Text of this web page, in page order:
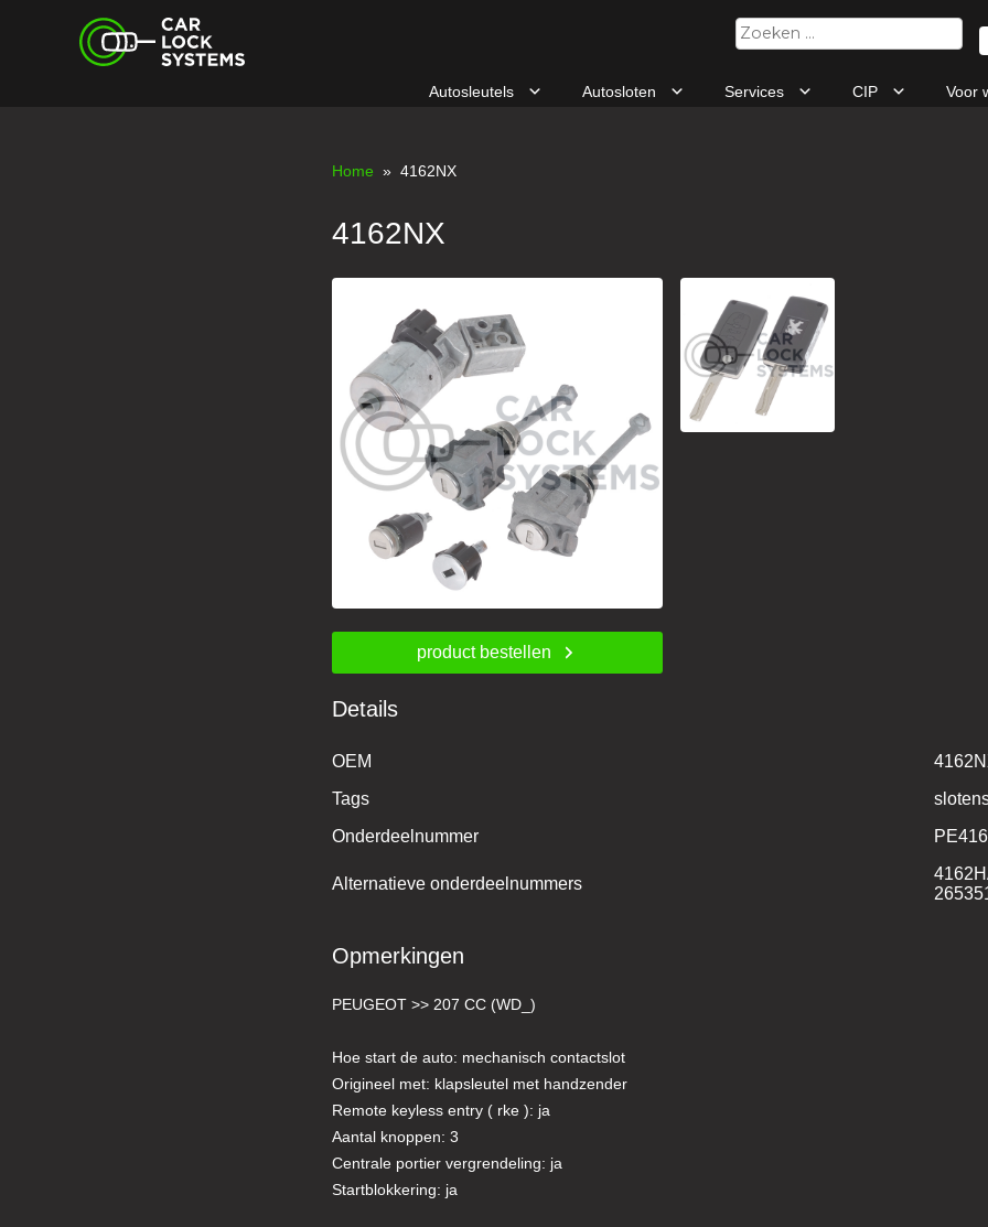
Car Lock Systems
Zoeken
naar:
Autosleutels Autosloten Services CIP Voor
Home » 4162NX
4162NX
product bestellen
Details
OEM
Tags
Onderdeelnummer
Alternatieve onderdeelnummers
Opmerkingen
PEUGEOT >> 207 CC (WD_)
Hoe start de auto: mechanisch contactslot
Origineel met: klapsleutel met handzender
Remote keyless entry ( rke ): ja
Aantal knoppen: 3
Centrale portier vergrendeling: ja
Startblokkering: ja